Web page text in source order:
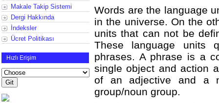
Makale Takip Sistemi
Dergi Hakkında
İndeksler
Ücret Politikası
Hızlı Erişim
Words are the language
in the universe. On the
units that can not be
These language units
phrases. A phrase is a
single object and action
of an adjective and a
group/noun group.